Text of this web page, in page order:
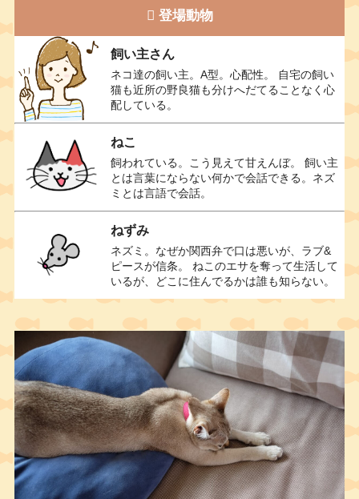
登場動物
飼い主さん
ネコ達の飼い主。A型。心配性。 自宅の飼い
猫も近所の野良猫も分けへだてることなく心
配している。
ねこ
飼われている。こう見えて甘えんぼ。 飼い主
とは言葉にならない何かで会話できる。ネズ
ミとは言語で会話。
ねずみ
ネズミ。なぜか関西弁で口は悪いが、ラブ&
ピースが信条。 ねこのエサを奪って生活して
いるが、どこに住んでるかは誰も知らない。